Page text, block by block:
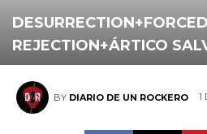
DESURRECTION+FORCED
REJECTION+ÁRTICO
BY DIARIO DE UN ROCKERO 1